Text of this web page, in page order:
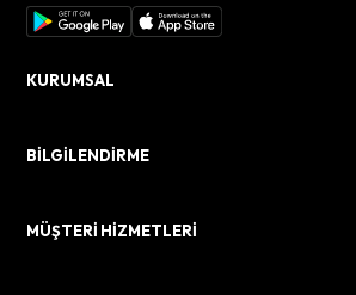
KURUMSAL
BİLGİLENDİRME
MÜŞTERİ HİZMETLERİ